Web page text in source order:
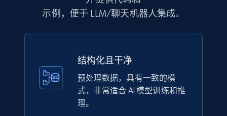
Currency, Discount, Initial price, and more.
eCommerce
149+
示例，便于 LLM/聊天机器人集成。
结构化且干净
预处理数据，具有一致的模
式，非常适合 AI 模型训练和推
理。